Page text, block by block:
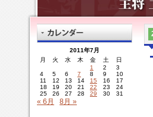
2011年7月
月
火 水 木 金 土
日
1
2
3
4
5 6 7 8 9
10
11
12 13 14 15 16
17
18
19 20 21 22 23
24
25
26 27 28 29 30 31
« 6月 8月 »